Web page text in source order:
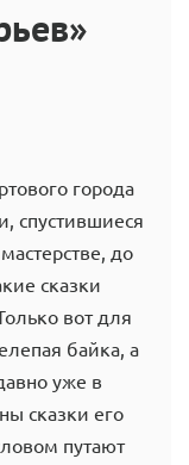
города
спустившиеся
до
сказки
вот для
байка, а
уже в
сказки его
путают